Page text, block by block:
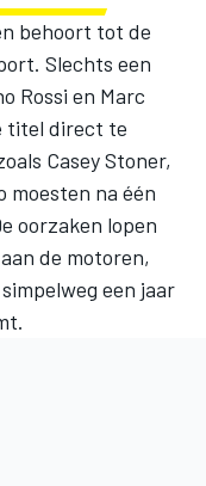
behoort tot de
Slechts een
Rossi en Marc
titel direct te
Casey Stoner,
moesten na één
oorzaken lopen
de motoren,
een jaar